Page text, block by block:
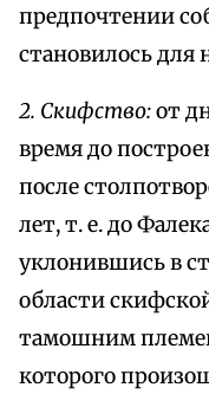
предпочтении
становилось для
2. Скифство:от
время до
после
лет, т. е. до
уклонившись в
области
тамошним
которого